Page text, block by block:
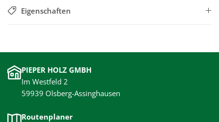
Eigenschaften
PIEPER HOLZ GMBH
Im Westfeld 2
59939 Olsberg-Assinghausen
Routenplaner